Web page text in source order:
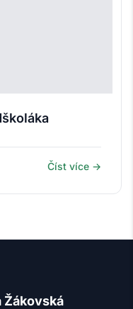
Číst více →
Žákovská